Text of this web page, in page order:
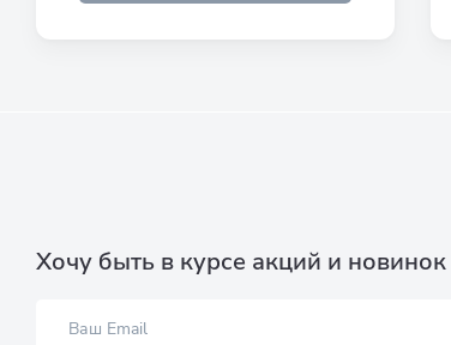
Хочу быть в курсе акций и новинок